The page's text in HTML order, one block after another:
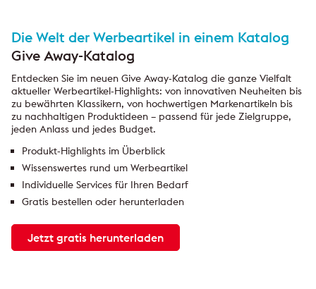
Die Welt der Werbeartikel in einem Katalog
Give Away-Katalog
Entdecken Sie im neuen Give Away-Katalog die ganze Vielfalt
aktueller Werbeartikel-Highlights: von innovativen Neuheiten bis
zu bewährten Klassikern, von hochwertigen Markenartikeln bis
zu nachhaltigen Produktideen – passend für jede Zielgruppe,
jeden Anlass und jedes Budget.
Produkt-Highlights im Überblick
Wissenswertes rund um Werbeartikel
Individuelle Services für Ihren Bedarf
Gratis bestellen oder herunterladen
Jetzt gratis herunterladen